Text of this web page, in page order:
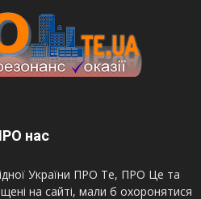
нас
України ПРО Те, ПРО Це та
на сайті, мали б охоронятися